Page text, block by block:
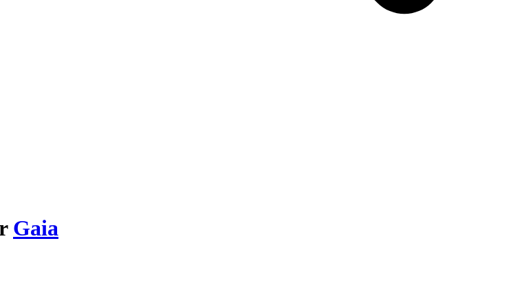
Gaia